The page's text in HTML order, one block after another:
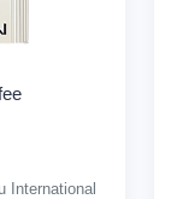
International